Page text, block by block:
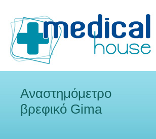
Αναστημόμετρο
βρεφικό Gima